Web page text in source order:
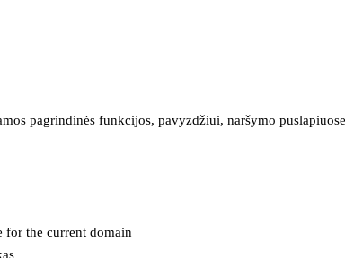
pagrindinės funkcijos, pavyzdžiui, naršymo
for the current domain